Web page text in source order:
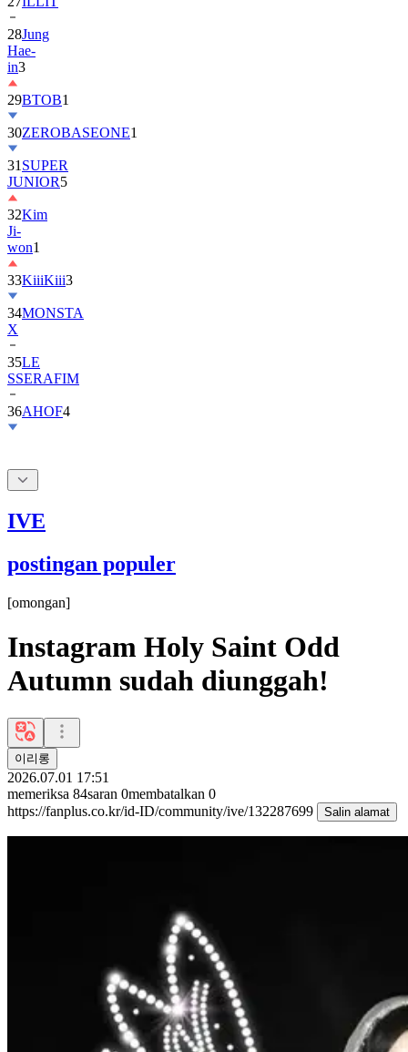
Hae-
in3
29BTOB
30ZEROBASEONE
31SUPER
JUNIOR
32Kim
Ji-
won1
33KiiiKiii
34MONSTA
X
35
SSERAFIM
36AHOF4
IVE
postingan populer
[omongan]
Instagram Holy Saint Odd
Autumn sudah diunggah!
이리롱
2026.07.01 17:51
memeriksa 84saran 0membatalkan 0
https://fanplus.co.kr/id-ID/community/ive/132287699
Salin alamat